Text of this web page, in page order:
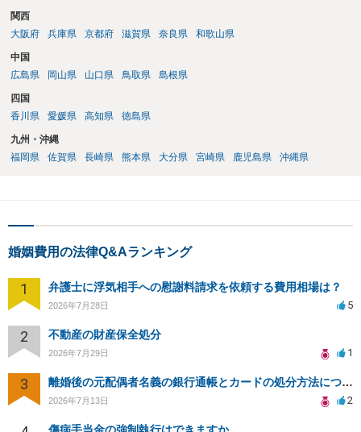
関西
大阪府
兵庫県 京都府 滋賀県 奈良県 和歌山県
中国
広島県
岡山県 山口県 鳥取県 島根県
四国
香川県
愛媛県 高知県 徳島県
九州・沖縄
福岡県
佐賀県 長崎県 熊本県 大分県 宮崎県 鹿児島県 沖縄県
婚姻費用の法律Q&Aランキング
1 弁護士に浮気相手への慰謝料請求を依頼する費用相場は？
2026年7月28日 5
2 不動産の財産保全処分
2026年7月29日 1
3 離婚後の元配偶者名義の銀行通帳とカードの処分方法について
2026年7月13日 2